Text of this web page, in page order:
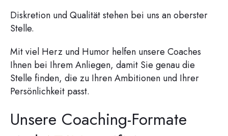
Diskretion und Qualität stehen bei uns an oberster
Stelle.
Mit viel Herz und Humor helfen unsere Coaches
Ihnen bei Ihrem Anliegen, damit Sie genau die
Stelle finden, die zu Ihren Ambitionen und Ihrer
Persönlichkeit passt.
Unsere Coaching-Formate